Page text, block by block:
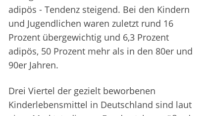
adipös - Tendenz steigend. Bei den Kindern
und Jugendlichen waren zuletzt rund 16
Prozent übergewichtig und 6,3 Prozent
adipös, 50 Prozent mehr als in den 80er und
90er Jahren.
Drei Viertel der gezielt beworbenen
Kinderlebensmittel in Deutschland sind laut